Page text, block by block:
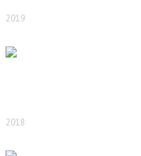
2019
2018